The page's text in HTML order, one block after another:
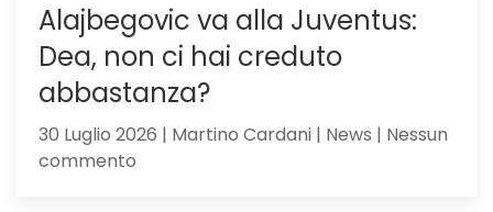
Alajbegovic va alla Juventus:
Dea, non ci hai creduto
abbastanza?
30 Luglio 2026 | Martino Cardani | News | Nessun
commento